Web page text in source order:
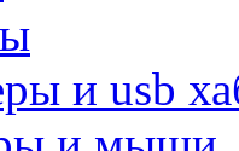
и usb